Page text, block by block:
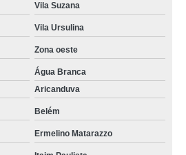
Vila Suzana
Vila Ursulina
Zona oeste
Água Branca
Aricanduva
Belém
Ermelino Matarazzo